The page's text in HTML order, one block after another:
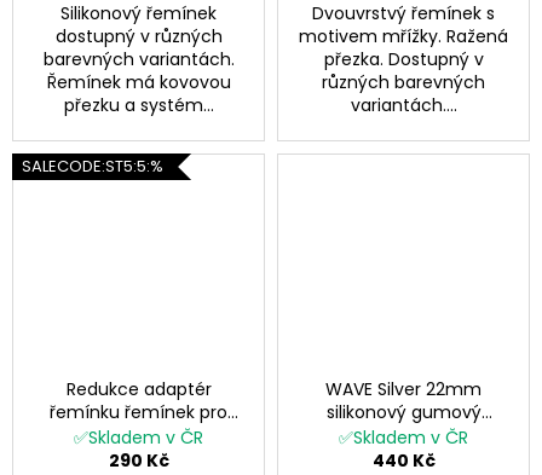
Silikonový řemínek
dostupný v různých
barevných variantách.
Řemínek má kovovou
přezku a systém...
Dvouvrstvý řemínek s
motivem mřížky. Ražená
přezka. Dostupný v
různých barevných
variantách....
SALECODE:ST5:5:%
Redukce adaptér
řemínku řemínek pro
Garmin Fenix 22mm ->
20mm EASYFIT/QUICKFIT
✅Skladem v ČR
290 Kč
WAVE Silver 22mm
silikonový gumový
řemínek pro Garmin
Fenix červený QuickFit
✅Skladem v ČR
440 Kč